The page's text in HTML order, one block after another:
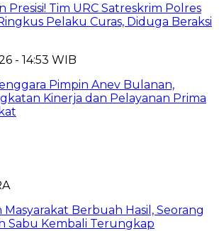
Presisi! Tim URC Satreskrim Polres
Pelaku Curas, Diduga Beraksi
- 14:53 WIB
Pimpin Anev Bulanan,
Kinerja dan Pelayanan Prima
Masyarakat Berbuah Hasil, Seorang
Sabu Kembali Terungkap